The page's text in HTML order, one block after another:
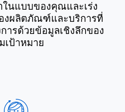
นแบบของคุณและเร่ง
งผลิตภัณฑ์และบริการที่
ารด้วยข้อมูลเชิงลึกของ
เป้าหมาย